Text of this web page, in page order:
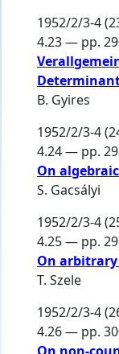
1952/2/3-4
4.23 — pp.
B. Gyires
1952/2/3-4
4.24 — pp.
On
S. Gacsályi
1952/2/3-4
4.25 — pp.
On
T. Szele
1952/2/3-4
4.26 — pp.